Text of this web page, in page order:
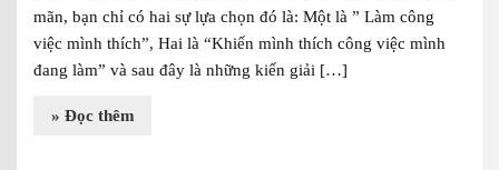
mãn, bạn chỉ có hai sự lựa chọn đó là: Một là ” Làm công
việc mình thích”, Hai là “Khiến mình thích công việc mình
đang làm” và sau đây là những kiến giải […]
» Đọc thêm